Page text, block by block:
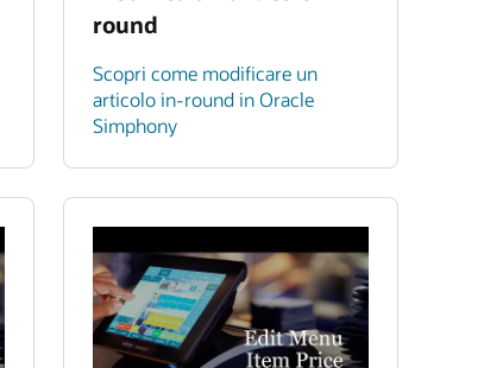
round
Scopri come modificare un
articolo in-round in Oracle
Simphony